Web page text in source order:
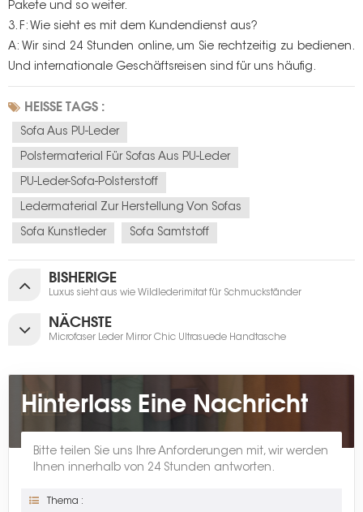
Pakete und so weiter.
3. F: Wie sieht es mit dem Kundendienst aus?
A: Wir sind 24 Stunden online, um Sie rechtzeitig zu bedienen.
Und internationale Geschäftsreisen sind für uns häufig.
HEISSE TAGS :
Sofa Aus PU-Leder
Polstermaterial Für Sofas Aus PU-Leder
PU-Leder-Sofa-Polsterstoff
Ledermaterial Zur Herstellung Von Sofas
Sofa Kunstleder Sofa Samtstoff
BISHERIGE
Luxus sieht aus wie Wildlederimitat für Schmuckständer
NÄCHSTE
Microfaser Leder Mirror Chic Ultrasuede Handtasche
Hinterlass Eine Nachricht
Bitte teilen Sie uns Ihre Anforderungen mit, wir werden
Ihnen innerhalb von 24 Stunden antworten.
Thema :